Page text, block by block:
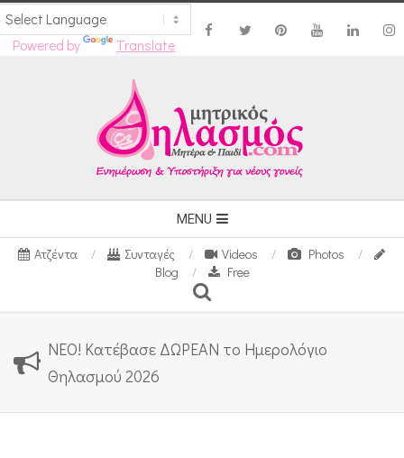
Powered by Translate
Navigation
Menu
MENU
Ατζέντα Συνταγές Videos
Photos
Blog
Free
Search
ΝΕΟ! Κατέβασε ΔΩΡΕΑΝ το Ημερολόγιο
Θηλασμού 2026